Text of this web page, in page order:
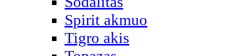
Spirit akmuo
Tigro akis